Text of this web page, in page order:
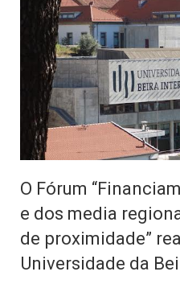
O Fórum
e dos media
de proximidade”
Universidade da